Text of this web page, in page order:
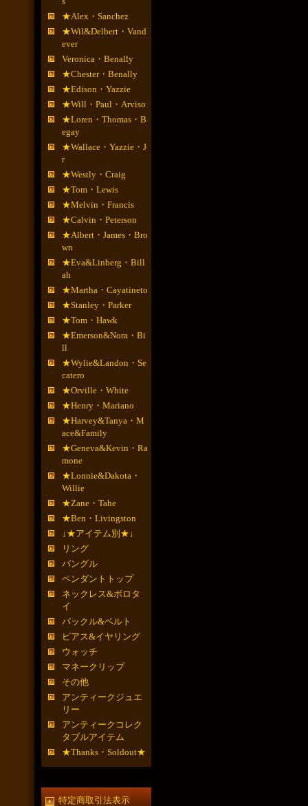
★Alex・Sanchez
★Wil&Delbert・Vand
ever
Veronica・Benally
★Chester・Benally
★Edison・Yazzie
★Will・Paul・Arviso
★Loren・Thomas・B
egay
★Wallace・Yazzie・J
r
★Westly・Craig
★Tom・Lewis
★Melvin・Francis
★Calvin・Peterson
★Albert・James・Bro
wn
★Eva&Linberg・Bill
ah
★Martha・Cayatineto
★Stanley・Parker
★Tom・Hawk
★Emerson&Nora・Bi
ll
★Wylie&Landon・Se
catero
★Orville・White
★Henry・Mariano
★Harvey&Tanya・M
ace&Family
★Geneva&Kevin・Ra
mone
★Lonnie&Dakota・
Willie
★Zane・Tahe
★Ben・Livingston
↓★アイテム別★↓
リング
バングル
ペンダントトップ
ネックレス&ボロタ
イ
バックル&ベルト
ピアス&イヤリング
ウォッチ
マネークリップ
その他
アンティークジュエ
リー
アンティークコレク
タブルアイテム
★Thanks・Soldout★
特定商取引法表示